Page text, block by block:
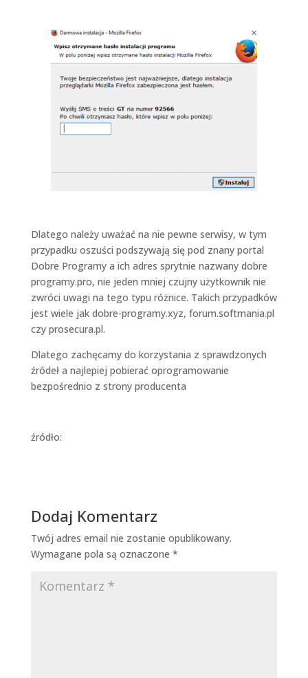
Dlatego należy uważać na nie pewne serwisy, w tym
przypadku oszuści podszywają się pod znany portal
Dobre Programy a ich adres sprytnie nazwany dobre
programy.pro, nie jeden mniej czujny użytkownik nie
zwróci uwagi na tego typu różnice. Takich przypadków
jest wiele jak dobre-programy.xyz, forum.softmania.pl
czy prosecura.pl.
Dlatego zachęcamy do korzystania z sprawdzonych
źródeł a najlepiej pobierać oprogramowanie
bezpośrednio z strony producenta
źródło:
Dodaj Komentarz
Twój adres email nie zostanie opublikowany.
Wymagane pola są oznaczone *